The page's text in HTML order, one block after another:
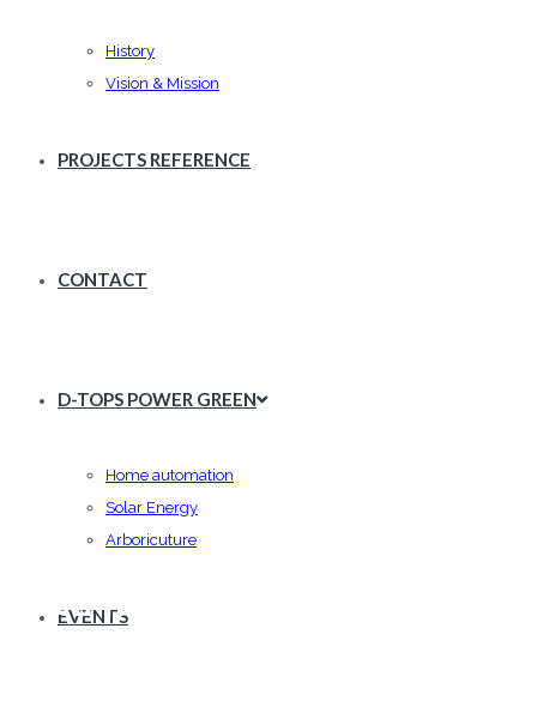
History
Vision & Mission
PROJECTS REFERENCE
CONTACT
D-TOPS POWER GREEN
Home automation
Solar Energy
Arboricuture
EVENTS
ประธานจัดงาน เทคนิคภูเก็ตมินิ